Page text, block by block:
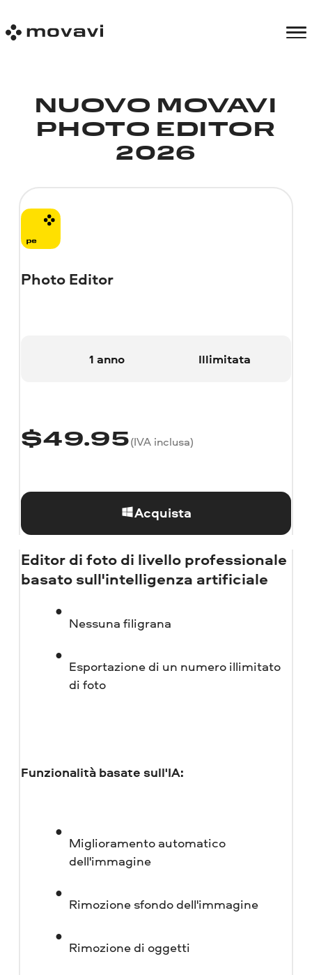
NUOVO MOVAVI
PHOTO EDITOR
2026
Photo Editor
1 anno Illimitata
$49.95(IVA inclusa)
Acquista
Editor di foto di livello professionale
basato sull'intelligenza artificiale
Nessuna filigrana
Esportazione di un numero illimitato
di foto
Funzionalità basate sull'IA:
Miglioramento automatico
dell'immagine
Rimozione sfondo dell'immagine
Rimozione di oggetti